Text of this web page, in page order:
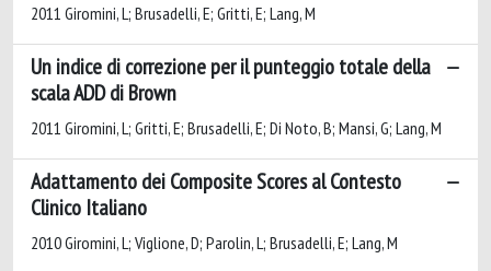
2011 Giromini, L; Brusadelli, E; Gritti, E; Lang, M
Un indice di correzione per il punteggio totale della
scala ADD di Brown
2011 Giromini, L; Gritti, E; Brusadelli, E; Di Noto, B; Mansi, G; Lang, M
Adattamento dei Composite Scores al Contesto
Clinico Italiano
2010 Giromini, L; Viglione, D; Parolin, L; Brusadelli, E; Lang, M